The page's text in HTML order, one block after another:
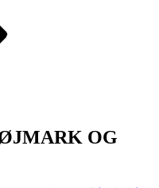
OG